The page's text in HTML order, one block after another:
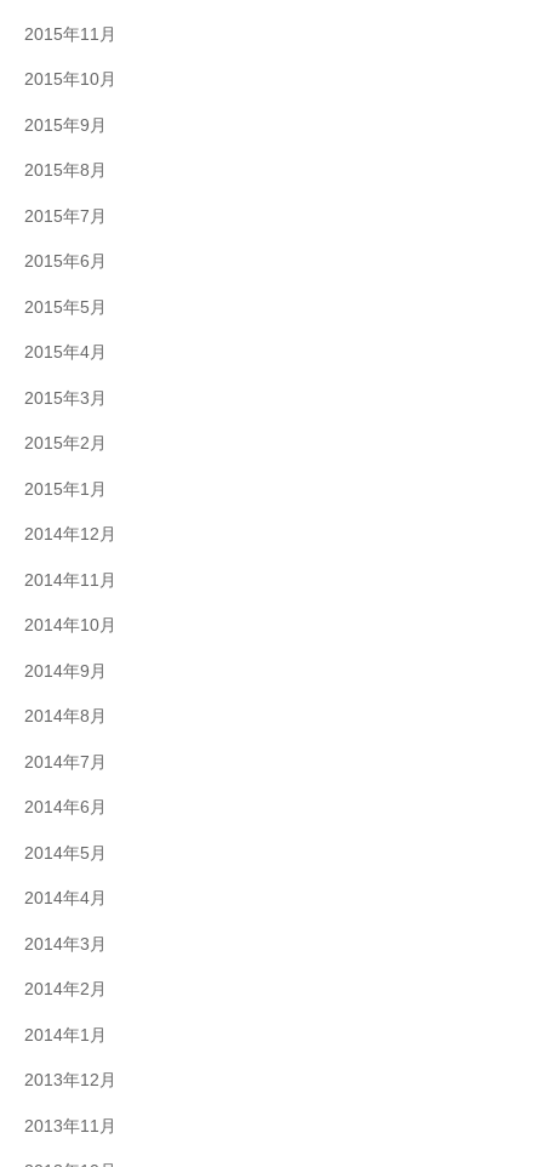
2015年11月
2015年10月
2015年9月
2015年8月
2015年7月
2015年6月
2015年5月
2015年4月
2015年3月
2015年2月
2015年1月
2014年12月
2014年11月
2014年10月
2014年9月
2014年8月
2014年7月
2014年6月
2014年5月
2014年4月
2014年3月
2014年2月
2014年1月
2013年12月
2013年11月